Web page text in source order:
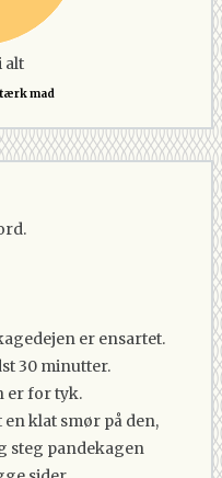
alt
mad
er ensartet.
30 minutter.
er for tyk.
klat smør på den,
steg pandekagen